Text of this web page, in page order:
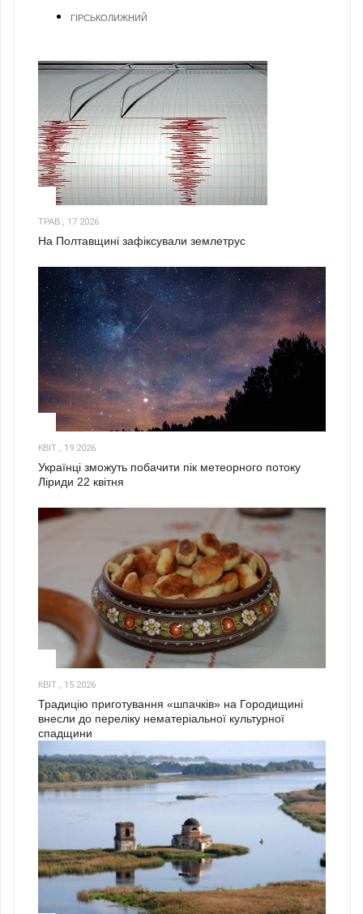
ГІРСЬКОЛИЖНИЙ
ТРАВ., 17 2026
На Полтавщині зафіксували землетрус
КВІТ., 19 2026
Українці зможуть побачити пік метеорного потоку
Ліриди 22 квітня
КВІТ., 15 2026
Традицію приготування «шпачків» на Городищині
внесли до переліку нематеріальної культурної
спадщини